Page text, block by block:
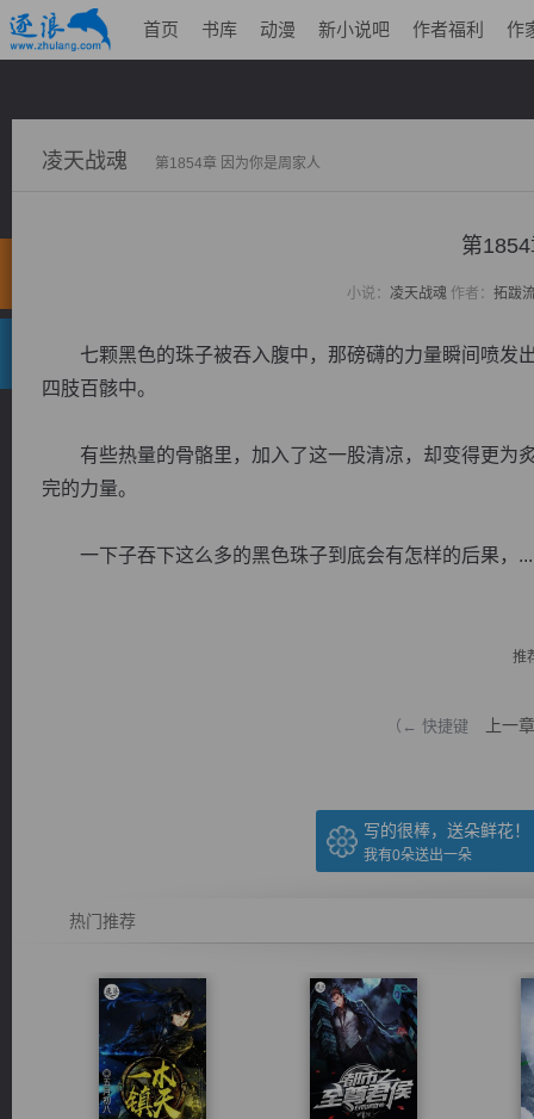
首页 书库 动漫 新小说吧 作者福利 作
凌天战魂 第1854章 因为你是周家人
第
小说： 凌天战魂作者： 拓跋
七颗黑色的珠子被吞入腹中，那磅礴的力量瞬间喷发
四肢百骸中。
有些热量的骨骼里，加入了这一股清凉，却变得更为
完的力量。
一下子吞下这么多的黑色珠子到底会有怎样的后果，...
推
（← 快捷键 上一章
写的很棒，送朵鲜花！
我有0朵送出一朵
热门推荐